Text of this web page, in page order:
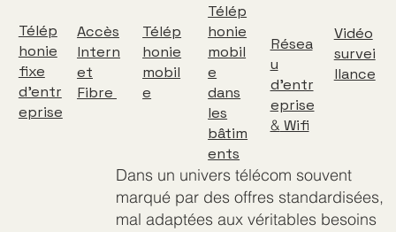
Télép
honie
mobil
e
dans
les
bâtim
ents
Résea
u
d'entr
eprise
& Wifi
Vidéo
survei
llance
Télép
honie
mobil
e
Accès
Intern
et
Fibre
Télép
honie
fixe
d'entr
eprise
Dans un univers télécom souvent
marqué par des offres standardisées,
mal adaptées aux véritables besoins